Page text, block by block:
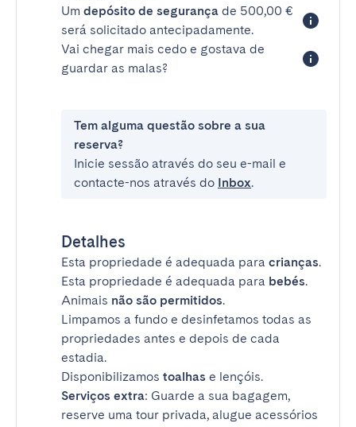
Um depósito de segurança de 500,00 €
será solicitado antecipadamente.
Vai chegar mais cedo e gostava de
guardar as malas?
Tem alguma questão sobre a sua
reserva?
Inicie sessão através do seu e-mail e
contacte-nos através do Inbox.
Detalhes
Esta propriedade é adequada para crianças.
Esta propriedade é adequada para bebés.
Animais não são permitidos.
Limpamos a fundo e desinfetamos todas as
propriedades antes e depois de cada
estadia.
Disponibilizamos toalhas e lençóis.
Serviços extra: Guarde a sua bagagem,
reserve uma tour privada, alugue acessórios